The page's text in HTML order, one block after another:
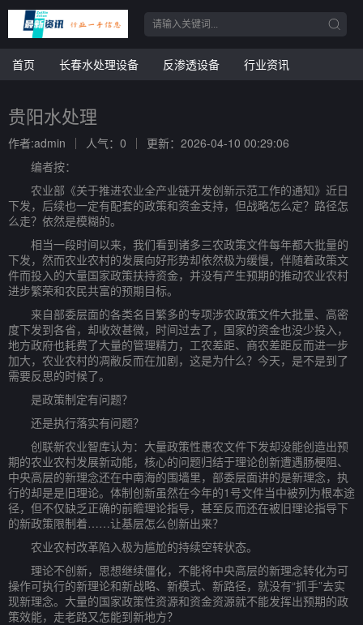
首页 长春水处理设备 反渗透设备 行业资讯
贵阳水处理
作者:admin 人气：0
更新：2026-04-10 00:29:06
编者按：
农业部《关于推进农业全产业链开发创新示范工作的通知》近日
下发，后续也一定有配套的政策和资金支持，但战略怎么定？路径怎
么走？依然是模糊的。
相当一段时间以来，我们看到诸多三农政策文件每年都大批量的
下发，然而农业农村的发展向好形势却依然极为缓慢，伴随着政策文
件而投入的大量国家政策扶持资金，并没有产生预期的推动农业农村
进步繁荣和农民共富的预期目标。
来自部委层面的各类名目繁多的专项涉农政策文件大批量、高密
度下发到各省，却收效甚微，时间过去了，国家的资金也没少投入，
地方政府也耗费了大量的管理精力，工农差距、商农差距反而进一步
加大，农业农村的凋敝反而在加剧，这是为什么？今天，是不是到了
需要反思的时候了。
是政策制定有问题？
还是执行落实有问题？
创联新农业智库认为：大量政策性惠农文件下发却没能创造出预
期的农业农村发展新动能，核心的问题归结于理论创新遭遇肠梗阻、
中央高层的新理念还在中南海的围墙里，部委层面讲的是新理念，执
行的却是是旧理论。体制创新虽然在今年的1号文件当中被列为根本途
径，但不仅缺乏正确的前瞻理论指导，甚至反而还在被旧理论指导下
的新政策限制着……让基层怎么创新出来？
农业农村改革陷入极为尴尬的持续空转状态。
理论不创新，思想继续僵化，不能将中央高层的新理念转化为可
操作可执行的新理论和新战略、新模式、新路径，就没有“抓手”去实
现新理念。大量的国家政策性资源和资金资源就不能发挥出预期的政
策效能，走老路又怎能到新地方？